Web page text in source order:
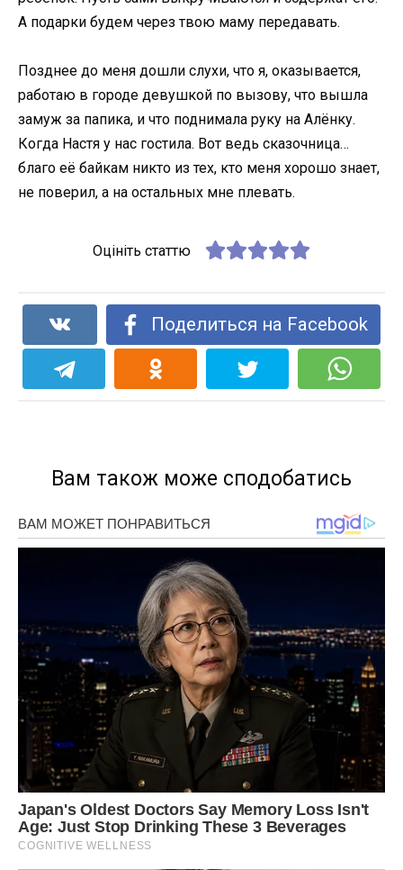
А подарки будем через твою маму передавать.
Позднее до меня дошли слухи, что я, оказывается,
работаю в городе девушкой по вызову, что вышла
замуж за папика, и что поднимала руку на Алёнку.
Когда Настя у нас гостила. Вот ведь сказочница…
благо её байкам никто из тех, кто меня хорошо знает,
не поверил, а на остальных мне плевать.
Оцініть статтю
Поделиться на Facebook
Вам також може сподобатись